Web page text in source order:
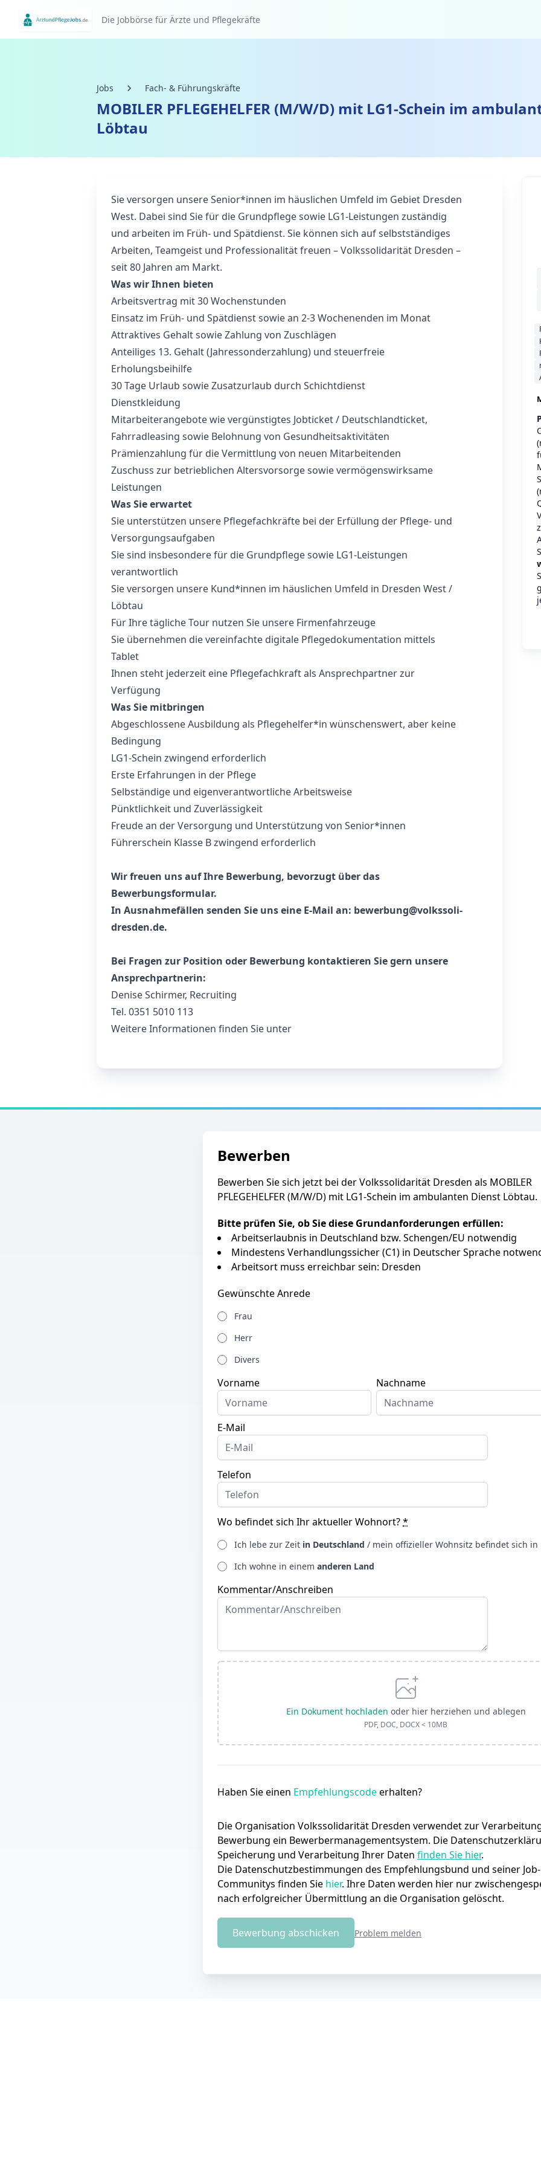
Die Jobbörse für Ärzte und Pflegekräfte
Jobs Fach- & Führungskräfte
MOBILER PFLEGEHELFER (M/W/D) mit LG1-Schein im
Löbtau
Sie versorgen unsere Senior*innen im häuslichen Umfeld im Gebiet Dresden
West. Dabei sind Sie für die Grundpflege sowie LG1-Leistungen zuständig
und arbeiten im Früh- und Spätdienst. Sie können sich auf selbstständiges
Arbeiten, Teamgeist und Professionalität freuen – Volkssolidarität Dresden –
seit 80 Jahren am Markt.
Was wir Ihnen bieten
Arbeitsvertrag mit 30 Wochenstunden
Einsatz im Früh- und Spätdienst sowie an 2-3 Wochenenden im Monat
Attraktives Gehalt sowie Zahlung von Zuschlägen
Anteiliges 13. Gehalt (Jahressonderzahlung) und steuerfreie
Erholungsbeihilfe
30 Tage Urlaub sowie Zusatzurlaub durch Schichtdienst
Dienstkleidung
Mitarbeiterangebote wie vergünstigtes Jobticket / Deutschlandticket,
Fahrradleasing sowie Belohnung von Gesundheitsaktivitäten
Prämienzahlung für die Vermittlung von neuen Mitarbeitenden
Zuschuss zur betrieblichen Altersvorsorge sowie vermögenswirksame
Leistungen
Was Sie erwartet
Sie unterstützen unsere Pflegefachkräfte bei der Erfüllung der Pflege- und
Versorgungsaufgaben
Sie sind insbesondere für die Grundpflege sowie LG1-Leistungen
verantwortlich
Sie versorgen unsere Kund*innen im häuslichen Umfeld in Dresden West /
Löbtau
Für Ihre tägliche Tour nutzen Sie unsere Firmenfahrzeuge
Sie übernehmen die vereinfachte digitale Pflegedokumentation mittels
Tablet
Ihnen steht jederzeit eine Pflegefachkraft als Ansprechpartner zur
Verfügung
Was Sie mitbringen
Abgeschlossene Ausbildung als Pflegehelfer*in wünschenswert, aber keine
Bedingung
LG1-Schein zwingend erforderlich
Erste Erfahrungen in der Pflege
Selbständige und eigenverantwortliche Arbeitsweise
Pünktlichkeit und Zuverlässigkeit
Freude an der Versorgung und Unterstützung von Senior*innen
Führerschein Klasse B zwingend erforderlich
Wir freuen uns auf Ihre Bewerbung, bevorzugt über das
Bewerbungsformular.
In Ausnahmefällen senden Sie uns eine E-Mail an: bewerbung@volkssoli-
dresden.de.
Bei Fragen zur Position oder Bewerbung kontaktieren Sie gern unsere
Ansprechpartnerin:
Denise Schirmer, Recruiting
Tel. 0351 5010 113
Weitere Informationen finden Sie unter
Bewerben
Bewerben Sie sich jetzt bei der Volkssolidarität Dresden als MOBILER
PFLEGEHELFER (M/W/D) mit LG1-Schein im ambulanten Dienst Löbtau.
Bitte prüfen Sie, ob Sie diese Grundanforderungen erfüllen:
Arbeitserlaubnis in Deutschland bzw. Schengen/EU notwendig
Mindestens Verhandlungssicher (C1) in Deutscher Sprache
Arbeitsort muss erreichbar sein: Dresden
Gewünschte Anrede
Frau
Herr
Divers
Vorname Nachname
E-Mail
Telefon
Wo befindet sich Ihr aktueller Wohnort?*
Ich lebe zur Zeit in Deutschland / mein offizieller Wohnsitz befindet sich in
Ich wohne in einem anderen Land
Kommentar/Anschreiben
Ein Dokument hochladen oder hier herziehen und ablegen
PDF, DOC, DOCX < 10MB
Haben Sie einen Empfehlungscodeerhalten?
Die Organisation Volkssolidarität Dresden verwendet zur
Bewerbung ein Bewerbermanagementsystem. Die
Speicherung und Verarbeitung Ihrer Daten finden Sie hier.
Die Datenschutzbestimmungen des Empfehlungsbund und seiner Job-
Communitys finden Sie hier. Ihre Daten werden hier nur
nach erfolgreicher Übermittlung an die Organisation gelöscht.
Bewerbung abschicken Problem melden